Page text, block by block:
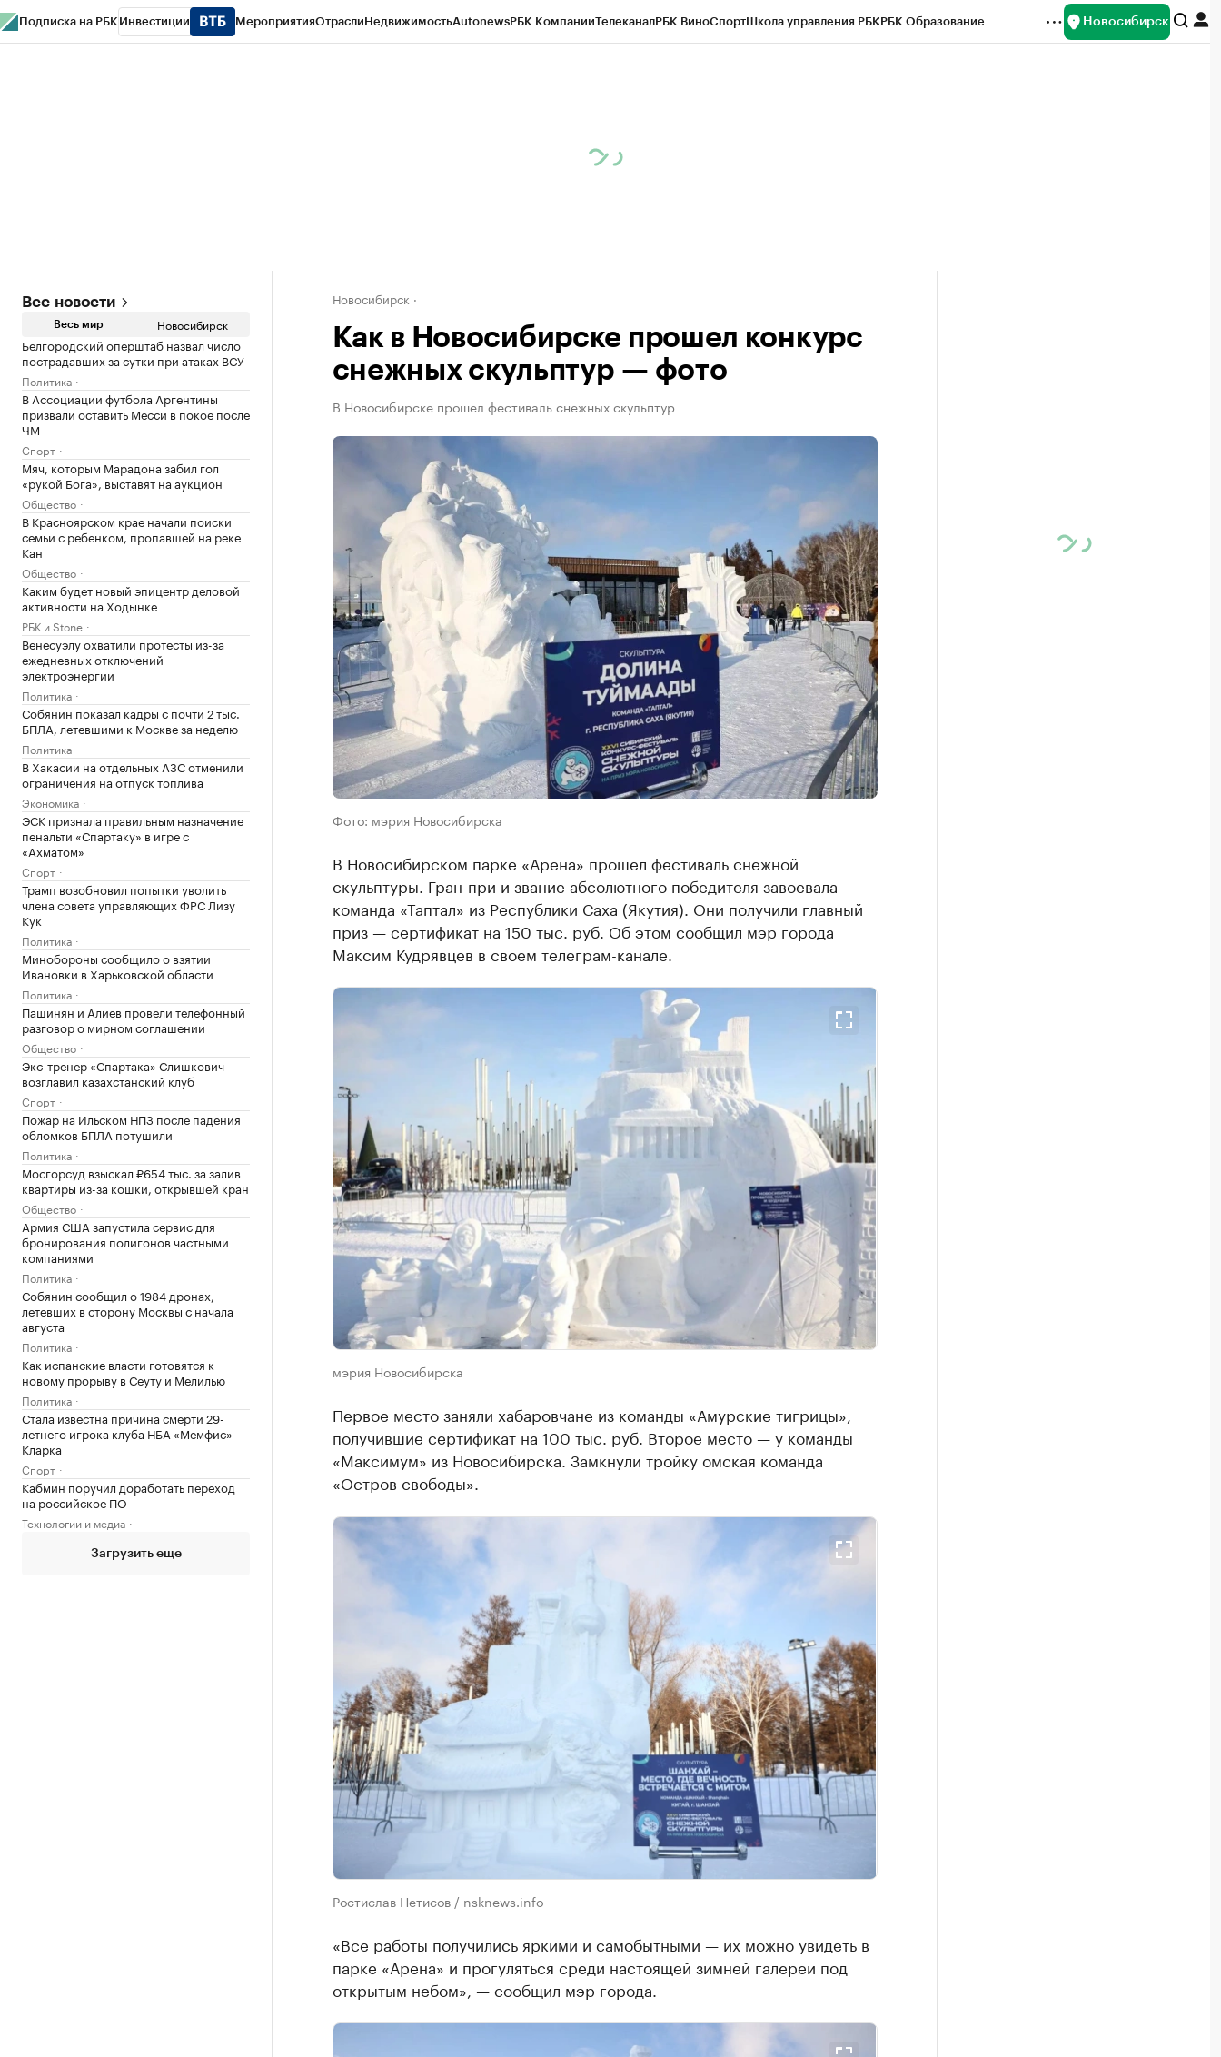
Подписка на РБК Инвестиции МероприятияОтраслиНедвижимостьAutonewsРБК КомпанииТелеканалРБК ВиноСпортШкола управления РБКРБК Образование Новосибирск
Все новости
Весь мир Новосибирск
Белгородский оперштаб назвал число
пострадавших за сутки при атаках ВСУ
Политика
В Ассоциации футбола Аргентины
призвали оставить Месси в покое после
ЧМ
Спорт
Мяч, которым Марадона забил гол
«рукой Бога», выставят на аукцион
Общество
В Красноярском крае начали поиски
семьи с ребенком, пропавшей на реке
Кан
Общество
Каким будет новый эпицентр деловой
активности на Ходынке
РБК и Stone
Венесуэлу охватили протесты из-за
ежедневных отключений
электроэнергии
Политика
Собянин показал кадры с почти 2 тыс.
БПЛА, летевшими к Москве за неделю
Политика
В Хакасии на отдельных АЗС отменили
ограничения на отпуск топлива
Экономика
ЭСК признала правильным назначение
пенальти «Спартаку» в игре с
«Ахматом»
Спорт
Трамп возобновил попытки уволить
члена совета управляющих ФРС Лизу
Кук
Политика
Минобороны сообщило о взятии
Ивановки в Харьковской области
Политика
Пашинян и Алиев провели телефонный
разговор о мирном соглашении
Общество
Экс-тренер «Спартака» Слишкович
возглавил казахстанский клуб
Спорт
Пожар на Ильском НПЗ после падения
обломков БПЛА потушили
Политика
Мосгорсуд взыскал ₽654 тыс. за залив
квартиры из-за кошки, открывшей кран
Общество
Армия США запустила сервис для
бронирования полигонов частными
компаниями
Политика
Собянин сообщил о 1984 дронах,
летевших в сторону Москвы с начала
августа
Политика
Как испанские власти готовятся к
новому прорыву в Сеуту и Мелилью
Политика
Стала известна причина смерти 29-
летнего игрока клуба НБА «Мемфис»
Кларка
Спорт
Кабмин поручил доработать переход
на российское ПО
Технологии и медиа
Загрузить еще
Новосибирск
Как в Новосибирске прошел конкурс
снежных скульптур — фото
В Новосибирске прошел фестиваль снежных скульптур
Фото: мэрия Новосибирска
В Новосибирском парке «Арена» прошел фестиваль снежной
скульптуры. Гран-при и звание абсолютного победителя завоевала
команда «Таптал» из Республики Саха (Якутия). Они получили главный
приз — сертификат на 150 тыс. руб. Об этом сообщил мэр города
Максим Кудрявцев в своем телеграм-канале.
мэрия Новосибирска
Первое место заняли хабаровчане из команды «Амурские тигрицы»,
получившие сертификат на 100 тыс. руб. Второе место — у команды
«Максимум» из Новосибирска. Замкнули тройку омская команда
«Остров свободы».
Ростислав Нетисов / nsknews.info
«Все работы получились яркими и самобытными — их можно увидеть в
парке «Арена» и прогуляться среди настоящей зимней галереи под
открытым небом», — сообщил мэр города.